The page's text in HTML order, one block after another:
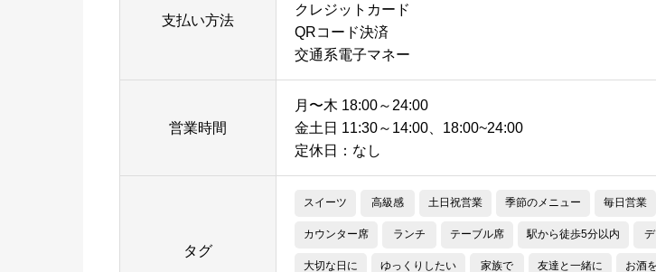
支払い方法
クレジットカード
QRコード決済
交通系電子マネー
営業時間
月〜木 18:00～24:00
金土日 11:30～14:00、18:00~24:00
定休日：なし
タグ
スイーツ 高級感 土日祝営業 季節のメニュー 毎日営業
カウンター席 ランチ テーブル席 駅から徒歩5分以内
大切な日に ゆっくりしたい 家族で 友達と一緒に お酒